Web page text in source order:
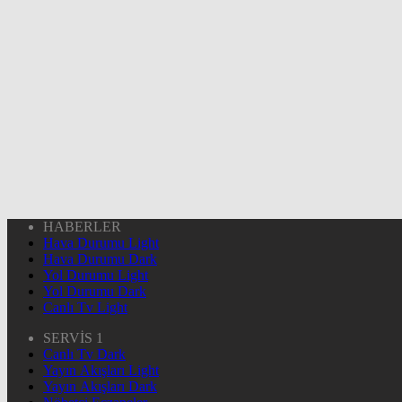
HABERLER
Hava Durumu Light
Hava Durumu Dark
Yol Durumu Light
Yol Durumu Dark
Canlı Tv Light
SERVİS 1
Canlı Tv Dark
Yayın Akışları Light
Yayın Akışları Dark